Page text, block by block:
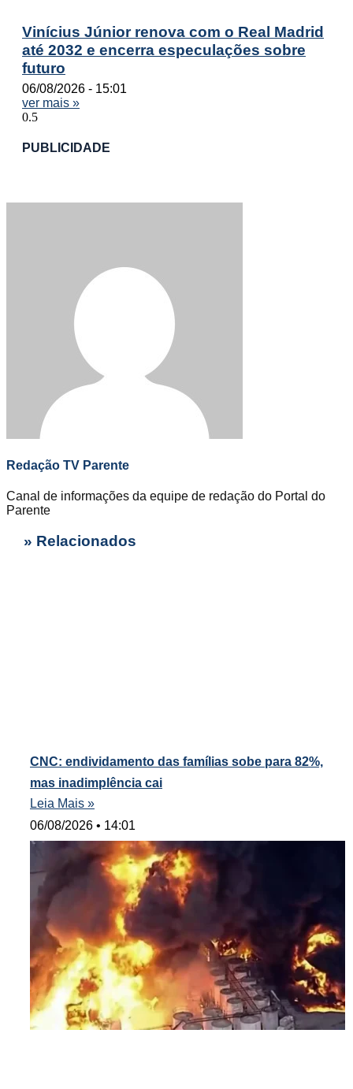
Vinícius Júnior renova com o Real Madrid
até 2032 e encerra especulações sobre
futuro
06/08/2026
15:01
ver mais »
PUBLICIDADE
Redação TV Parente
Canal de informações da equipe de redação do Portal do
Parente
» Relacionados
CNC: endividamento das famílias sobe para 82%,
mas inadimplência cai
Leia Mais »
06/08/2026
14:01